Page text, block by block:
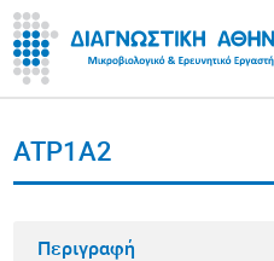
ATP1A2
Περιγραφή